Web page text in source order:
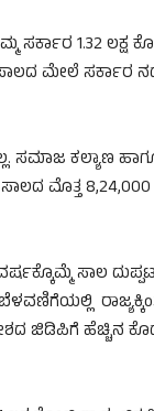
1.32 ಲಕ್ಷ
ಮೇಲೆ ಸರ್ಕಾರ
ಸಮಾಜ ಕಲ್ಯಾಣ
ಮೊತ್ತ
ಸಾಲ
ಜಿಡಿಪಿಗೆ ಹೆಚ್ಚಿನ